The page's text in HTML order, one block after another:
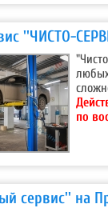
''ЧИСТО-
по
сервис'' на